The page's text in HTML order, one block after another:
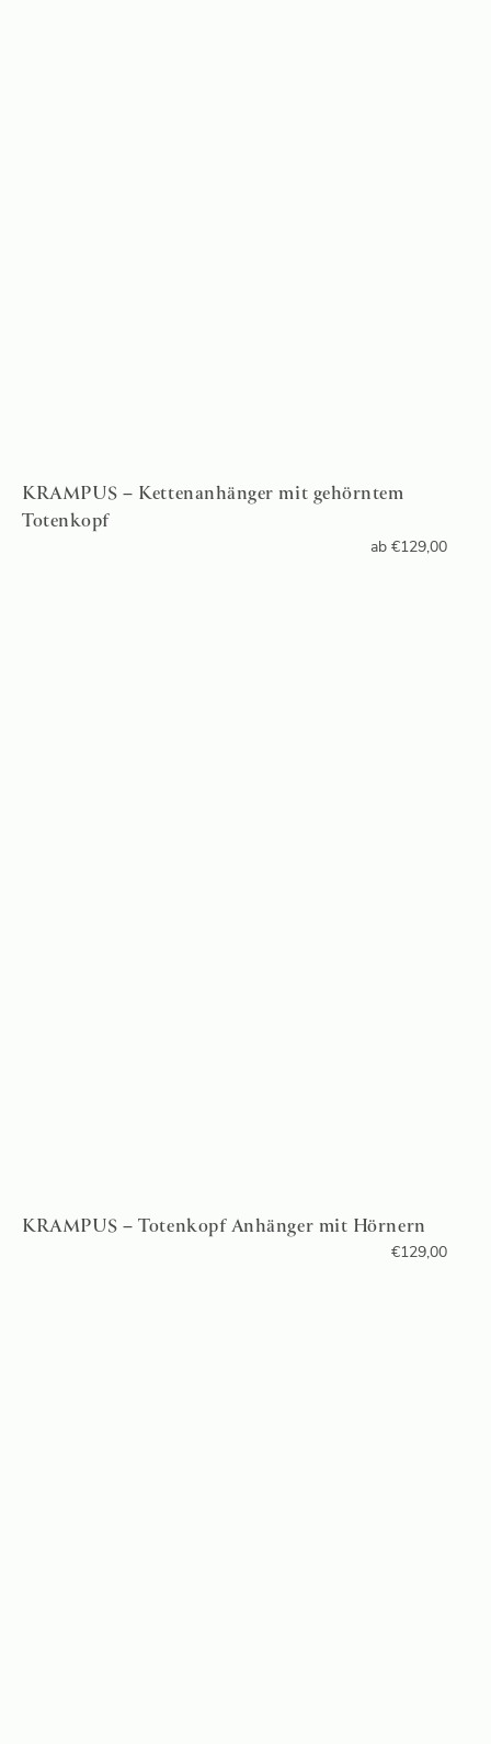
KRAMPUS – Kettenanhänger mit gehörntem
Totenkopf
ab €129,00
KRAMPUS – Totenkopf Anhänger mit Hörnern
€129,00